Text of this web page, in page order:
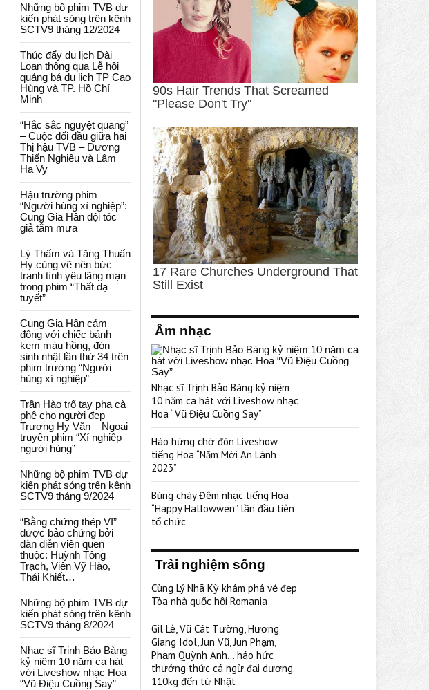
Những bộ phim TVB dự
kiến phát sóng trên kênh
SCTV9 tháng 12/2024
Thúc đẩy du lịch Đài
Loan thông qua Lễ hội
quảng bá du lịch TP Cao
Hùng và TP. Hồ Chí
Minh
“Hắc sắc nguyệt quang”
– Cuộc đối đầu giữa hai
Thị hậu TVB – Dương
Thiến Nghiêu và Lâm
Hạ Vy
Hậu trường phim
“Người hùng xí nghiệp”:
Cung Gia Hân đội tóc
giả tắm mưa
Lý Thấm và Tăng Thuấn
Hy cùng vẽ nên bức
tranh tình yêu lãng mạn
trong phim “Thất dạ
tuyết”
Cung Gia Hân cảm
động với chiếc bánh
kem màu hồng, đón
sinh nhật lần thứ 34 trên
phim trường “Người
hùng xí nghiệp”
Trần Hào trổ tay pha cà
phê cho người đẹp
Trương Hy Văn – Ngoại
truyện phim “Xí nghiệp
người hùng”
Những bộ phim TVB dự
kiến phát sóng trên kênh
SCTV9 tháng 9/2024
“Bằng chứng thép VI”
được bảo chứng bởi
dàn diễn viên quen
thuộc: Huỳnh Tông
Trạch, Viên Vỹ Hào,
Thái Khiết…
Những bộ phim TVB dự
kiến phát sóng trên kênh
SCTV9 tháng 8/2024
Nhạc sĩ Trịnh Bảo Bàng
kỷ niệm 10 năm ca hát
với Liveshow nhạc Hoa
“Vũ Điệu Cuồng Say”
Âm nhạc
Nhạc sĩ Trịnh Bảo Bàng kỷ niệm
10 năm ca hát với Liveshow nhạc
Hoa “Vũ Điệu Cuồng Say”
Hào hứng chờ đón Liveshow
tiếng Hoa “Năm Mới An Lành
2023”
Bùng cháy Đêm nhạc tiếng Hoa
“Happy Hallowwen” lần đầu tiên
tổ chức
Trải nghiệm sống
Cùng Lý Nhã Kỳ khám phá vẻ đẹp
Tòa nhà quốc hội Romania
Gil Lê, Vũ Cát Tường, Hương
Giang Idol, Jun Vũ, Jun Phạm,
Phạm Quỳnh Anh… háo hức
thưởng thức cá ngừ đại dương
110kg đến từ Nhật